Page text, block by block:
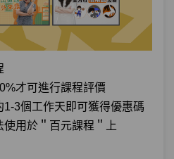
才可進行課程評價
3個工作天即可獲得優惠碼
用於＂百元課程＂上